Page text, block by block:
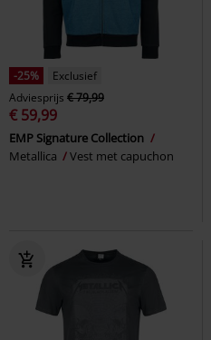
-25%
Exclusief
Adviesprijs € 79,99
€ 59,99
EMP Signature Collection
Metallica
Vest met capuchon